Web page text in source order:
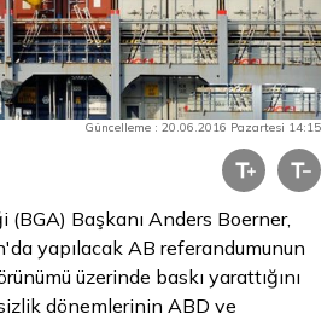
Güncelleme : 20.06.2016 Pazartesi 14:15
Başkanı Anders Boerner,
yapılacak AB referandumunun
üzerinde baskı yarattığını
dönemlerinin ABD ve